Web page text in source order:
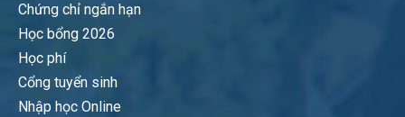
Chứng chỉ ngắn hạn
Học bổng 2026
Học phí
Cổng tuyển sinh
Nhập học Online